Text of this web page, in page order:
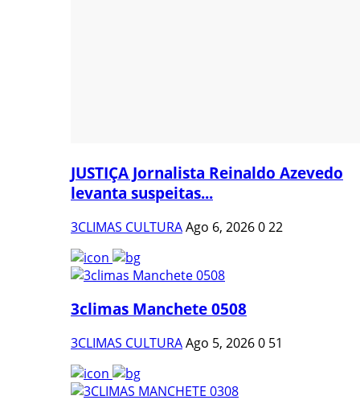
JUSTIÇA Jornalista Reinaldo Azevedo
levanta suspeitas...
3CLIMAS CULTURAAgo 6, 2026022
3climas Manchete 0508
3CLIMAS CULTURAAgo 5, 20260 51